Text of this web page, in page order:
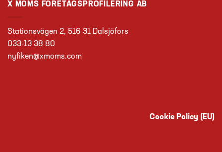
X MOMS FÖRETAGSPROFILERING AB
Stationsvägen 2, 516 31 Dalsjöfors
033-13 38 80
nyfiken@xmoms.com
Cookie Policy (EU)